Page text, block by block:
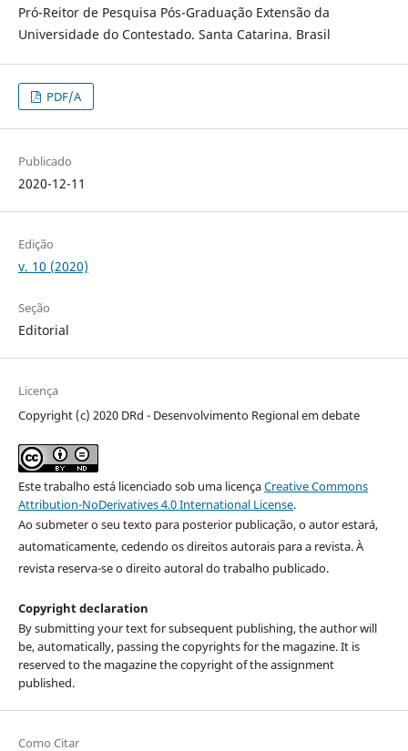
Pró-Reitor de Pesquisa Pós-Graduação Extensão da
Universidade do Contestado. Santa Catarina. Brasil
PDF/A
Publicado
2020-12-11
Edição
v. 10 (2020)
Seção
Editorial
Licença
Copyright (c) 2020 DRd - Desenvolvimento Regional em debate
Este trabalho está licenciado sob uma licençaCreative Commons
Attribution-NoDerivatives 4.0 International License.
Ao submeter o seu texto para posterior publicação, o autor estará,
automaticamente, cedendo os direitos autorais para a revista. À
revista reserva-se o direito autoral do trabalho publicado.
Copyright declaration
By submitting your text for subsequent publishing, the author will
be, automatically, passing the copyrights for the magazine. It is
reserved to the magazine the copyright of the assignment
published.
Como Citar